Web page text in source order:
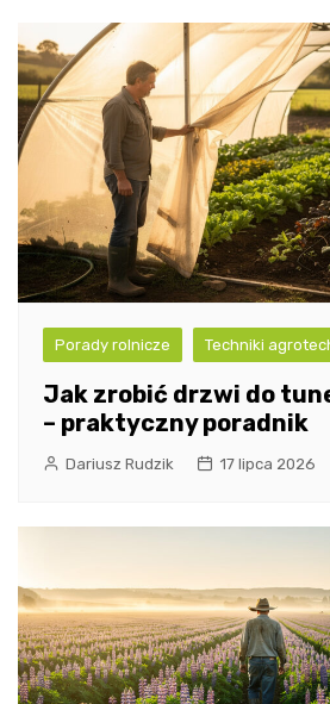
Porady rolnicze Techniki
Jak zrobić drzwi do
– praktyczny poradnik
Dariusz Rudzik 17 lipca 2026